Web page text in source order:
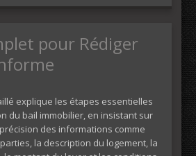
pour Rédiger
explique les étapes essentielles
du bail immobilier, en insistant sur
des informations comme
la description du logement, la